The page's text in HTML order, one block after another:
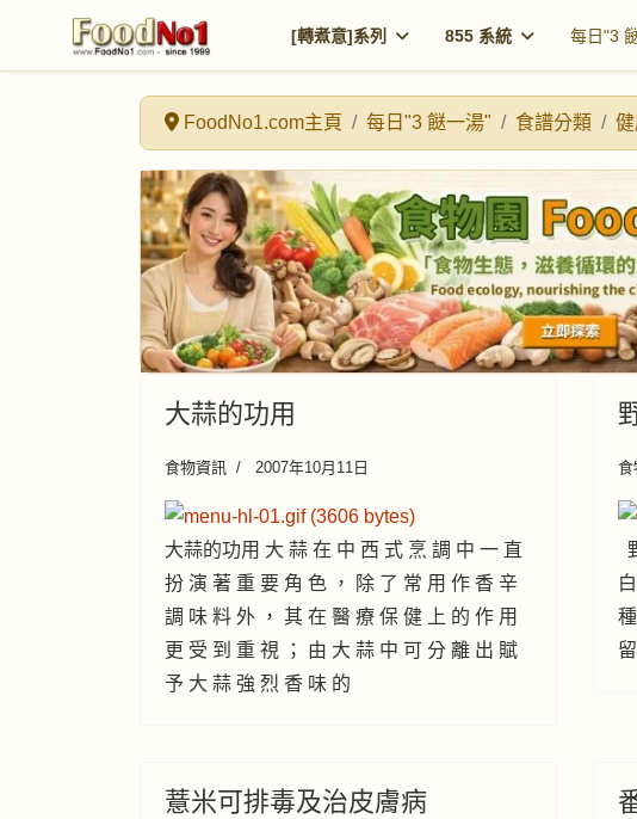
[轉煮意]系列 855 系統 每日"3
FoodNo1.com主頁 每日"3 餸一湯" 食譜分類
大蒜的功用
食物資訊 2007年10月11日
大蒜的功用 大 蒜 在 中 西 式 烹 調 中 一 直
扮 演 著 重 要 角 色 ， 除 了 常 用 作 香 辛
調 味 料 外 ， 其 在 醫 療 保 健 上 的 作 用
更 受 到 重 視 ； 由 大 蒜 中 可 分 離 出 賦
予 大 蒜 強 烈 香 味 的
食
薏米可排毒及治皮膚病